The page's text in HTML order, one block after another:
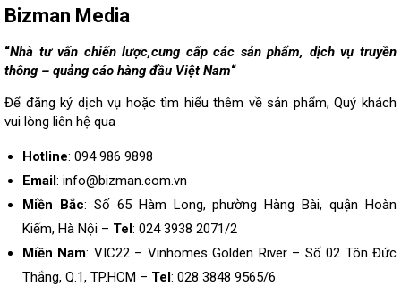
Bizman Media
“Nhà tư vấn chiến lược,cung cấp các sản phẩm, dịch vụ truyền
thông – quảng cáo hàng đầu Việt Nam“
Để đăng ký dịch vụ hoặc tìm hiểu thêm về sản phẩm, Quý khách
vui lòng liên hệ qua
Hotline: 094 986 9898
Email: info@bizman.com.vn
Miền Bắc: Số 65 Hàm Long, phường Hàng Bài, quận Hoàn
Kiếm, Hà Nội – Tel: 024 3938 2071/2
Miền Nam: VIC22 – Vinhomes Golden River – Số 02 Tôn Đức
Thắng, Q.1, TP.HCM – Tel: 028 3848 9565/6